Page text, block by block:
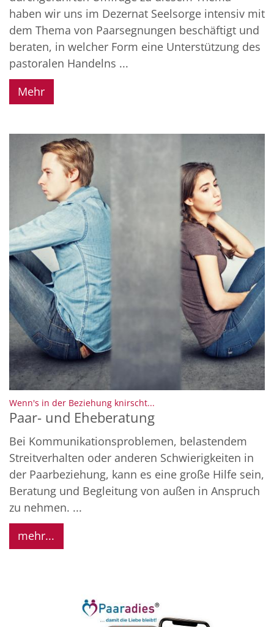
haben wir uns im Dezernat Seelsorge intensiv mit
dem Thema von Paarsegnungen beschäftigt und
beraten, in welcher Form eine Unterstützung des
pastoralen Handelns ...
Mehr
Wenn's in der Beziehung knirscht...
Paar- und Eheberatung
Bei Kommunikationsproblemen, belastendem
Streitverhalten oder anderen Schwierigkeiten in
der Paarbeziehung, kann es eine große Hilfe sein,
Beratung und Begleitung von außen in Anspruch
zu nehmen. ...
mehr...